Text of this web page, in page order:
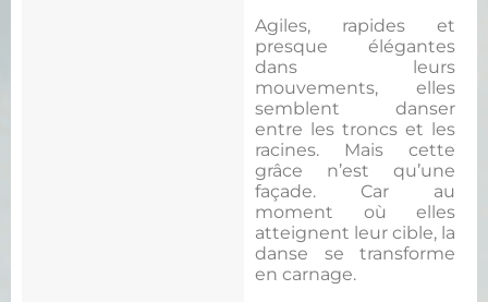
Agiles, rapides et
presque élégantes
dans leurs
mouvements, elles
semblent danser
entre les troncs et les
racines. Mais cette
grâce n’est qu’une
façade. Car au
moment où elles
atteignent leur cible, la
danse se transforme
en carnage.